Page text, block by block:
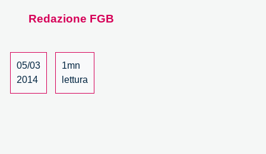
Redazione FGB
05/03
2014
1mn
lettura